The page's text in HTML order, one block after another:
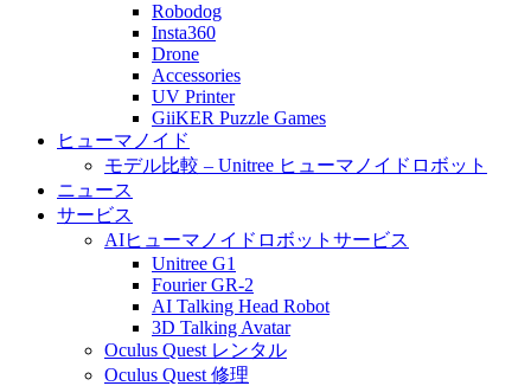
Robodog
Insta360
Drone
Accessories
UV Printer
GiiKER Puzzle Games
ヒューマノイド
モデル比較 – Unitree ヒューマノイドロボット
ニュース
サービス
AIヒューマノイドロボットサービス
Unitree G1
Fourier GR-2
AI Talking Head Robot
3D Talking Avatar
Oculus Quest レンタル
Oculus Quest 修理